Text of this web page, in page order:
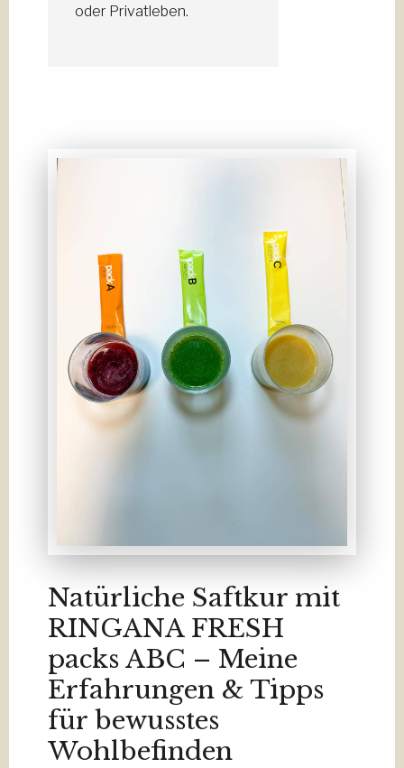
oder Privatleben.
Natürliche Saftkur mit
RINGANA FRESH
packs ABC – Meine
Erfahrungen & Tipps
für bewusstes
Wohlbefinden